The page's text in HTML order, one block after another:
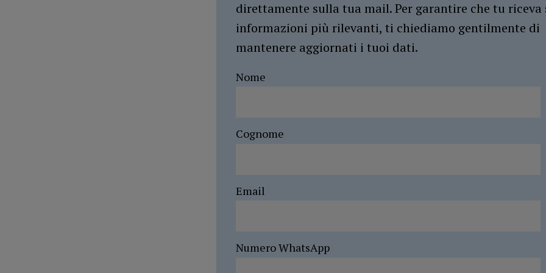
direttamente sulla tua mail. Per garantire che tu riceva
informazioni più rilevanti, ti chiediamo gentilmente di
mantenere aggiornati i tuoi dati.
Nome
Cognome
Email
Numero WhatsApp